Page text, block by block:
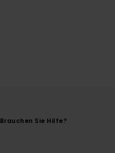
Brauchen Sie Hilfe?